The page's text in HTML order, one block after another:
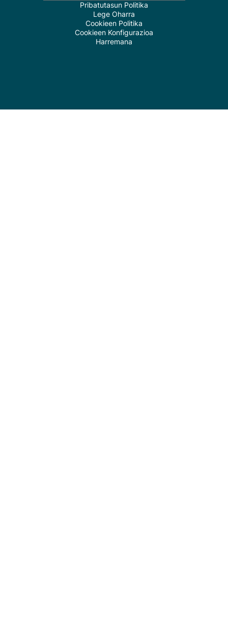
Pribatutasun Politika
Lege Oharra
Cookieen Politika
Cookieen Konfigurazioa
Harremana